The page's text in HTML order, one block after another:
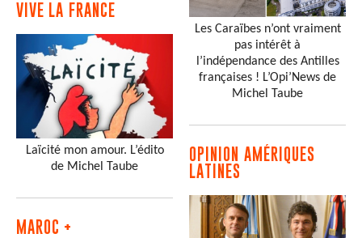
VIVE LA FRANCE
Laïcité mon amour. L’édito
de Michel Taube
MAROC +
Les Caraïbes n’ont vraiment
pas intérêt à
l’indépendance des Antilles
françaises ! L’Opi’News de
Michel Taube
OPINION AMÉRIQUES
LATINES